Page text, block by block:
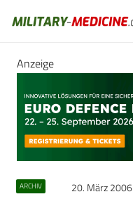
Anzeige
ARCHIV 20. März 2006